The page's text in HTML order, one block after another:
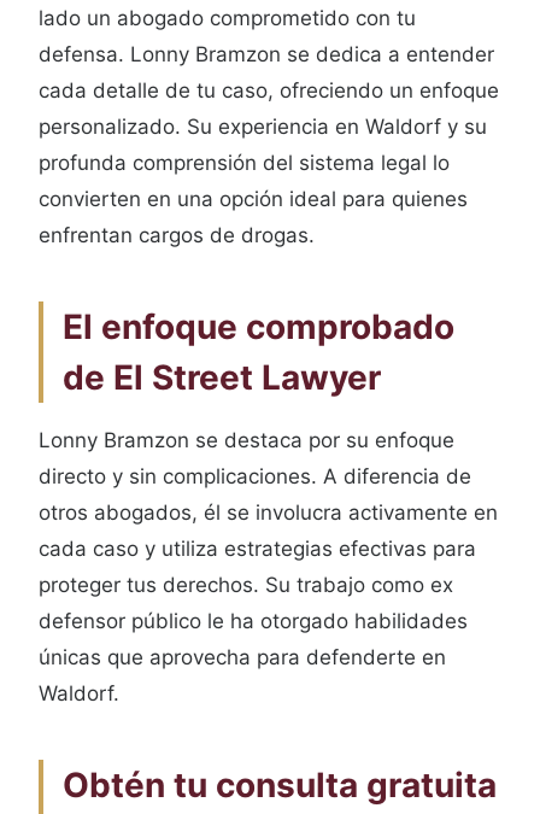
lado un abogado comprometido con tu
defensa. Lonny Bramzon se dedica a entender
cada detalle de tu caso, ofreciendo un enfoque
personalizado. Su experiencia en Waldorf y su
profunda comprensión del sistema legal lo
convierten en una opción ideal para quienes
enfrentan cargos de drogas.
El enfoque comprobado
de El Street Lawyer
Lonny Bramzon se destaca por su enfoque
directo y sin complicaciones. A diferencia de
otros abogados, él se involucra activamente en
cada caso y utiliza estrategias efectivas para
proteger tus derechos. Su trabajo como ex
defensor público le ha otorgado habilidades
únicas que aprovecha para defenderte en
Waldorf.
Obtén tu consulta gratuita